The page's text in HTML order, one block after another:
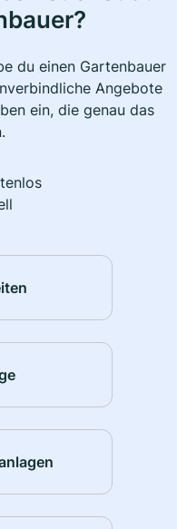
du einen Gartenbauer
Angebote
ein, die genau das